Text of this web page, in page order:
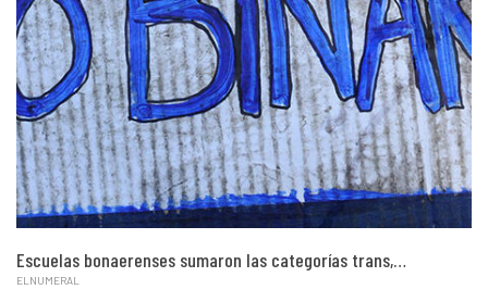
Escuelas bonaerenses sumaron las categorías trans,…
ELNUMERAL